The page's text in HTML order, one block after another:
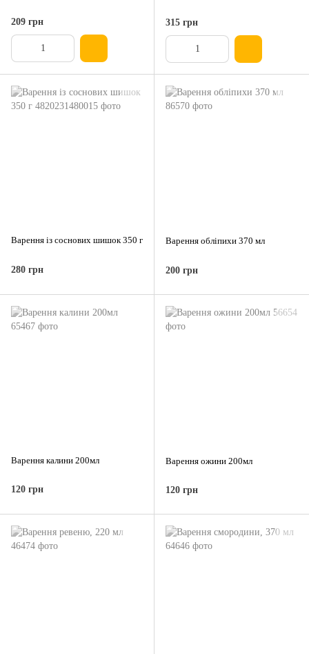
209 грн 315 грн
Варення із соснових шишок 350 г
280 грн
Варення обліпихи 370 мл
200 грн
Варення калини 200мл
120 грн
Варення ожини 200мл
120 грн